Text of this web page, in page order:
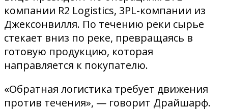
компании R2 Logistics, 3PL-компании из
Джексонвилля. По течению реки сырье
стекает вниз по реке, превращаясь в
готовую продукцию, которая
направляется к покупателю.
«Обратная логистика требует движения
против течения», — говорит Драйшарф.